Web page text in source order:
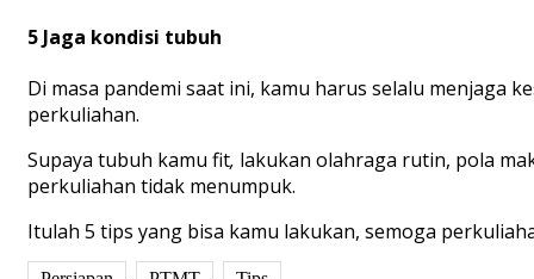
5 Jaga kondisi tubuh
Di masa pandemi saat ini, kamu harus selalu menjaga
perkuliahan.
Supaya tubuh kamu fit, lakukan olahraga rutin, pola
perkuliahan tidak menumpuk.
Itulah 5 tips yang bisa kamu lakukan, semoga